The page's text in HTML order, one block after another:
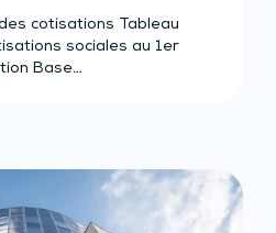
cotisations Tableau
sociales au 1er
Base…